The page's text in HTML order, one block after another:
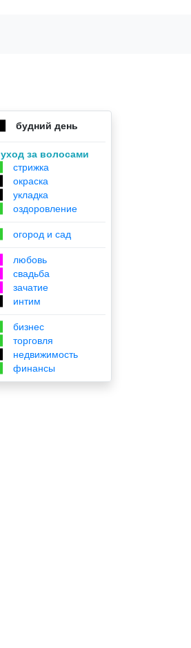
будний день
уход за волосами
стрижка
окраска
укладка
оздоровление
огород и сад
любовь
свадьба
зачатие
интим
бизнес
торговля
недвижимость
финансы